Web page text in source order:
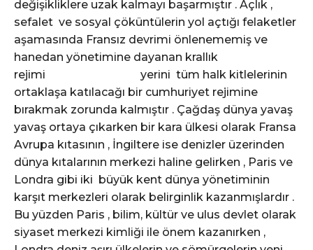
değişikliklere uzak kalmayı başarmıştır . Açlık ,
sefalet ve sosyal çöküntülerin yol açtığı felaketler
aşamasında Fransız devrimi önlenememiş ve
hanedan yönetimine dayanan krallık
rejimi yerini tüm halk kitlelerinin
ortaklaşa katılacağı bir cumhuriyet rejimine
bırakmak zorunda kalmıştır . Çağdaş dünya yavaş
yavaş ortaya çıkarken bir kara ülkesi olarak Fransa
Avrupa kıtasının , İngiltere ise denizler üzerinden
dünya kıtalarının merkezi haline gelirken , Paris ve
Londra gibi iki büyük kent dünya yönetiminin
karşıt merkezleri olarak belirginlik kazanmışlardır .
Bu yüzden Paris , bilim, kültür ve ulus devlet olarak
siyaset merkezi kimliği ile önem kazanırken ,